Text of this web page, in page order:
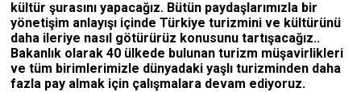
kültür şurasını yapacağız. Bütün paydaşlarımızla bir
yönetişim anlayışı içinde Türkiye turizmini ve kültürünü
daha ileriye nasıl götürürüz konusunu tartışacağız..
Bakanlık olarak 40 ülkede bulunan turizm müşavirlikleri
ve tüm birimlerimizle dünyadaki yaşlı turizminden daha
fazla pay almak için çalışmalara devam ediyoruz.